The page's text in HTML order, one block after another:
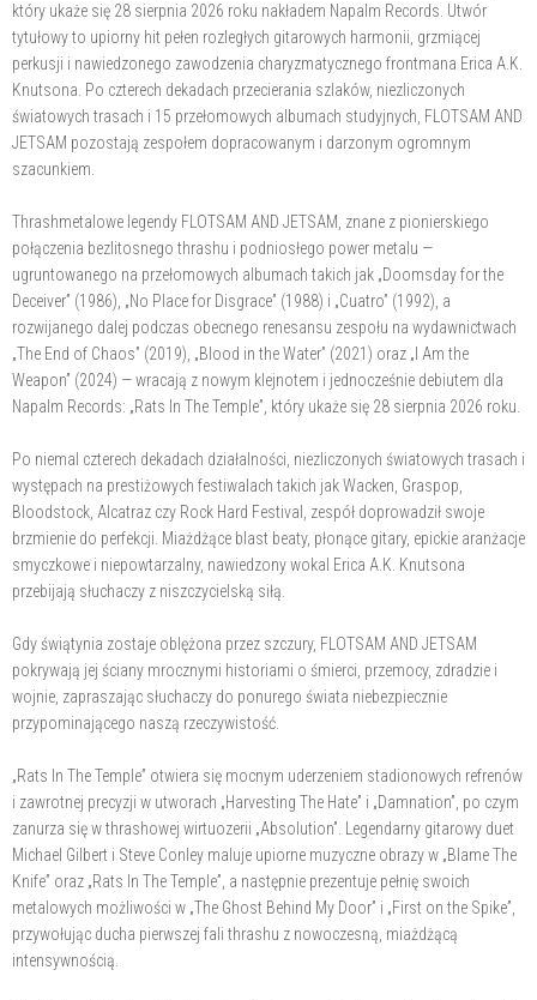
który ukaże się 28 sierpnia 2026 roku nakładem Napalm Records. Utwór
tytułowy to upiorny hit pełen rozległych gitarowych harmonii, grzmiącej
perkusji i nawiedzonego zawodzenia charyzmatycznego frontmana Erica A.K.
Knutsona. Po czterech dekadach przecierania szlaków, niezliczonych
światowych trasach i 15 przełomowych albumach studyjnych, FLOTSAM AND
JETSAM pozostają zespołem dopracowanym i darzonym ogromnym
szacunkiem.
Thrashmetalowe legendy FLOTSAM AND JETSAM, znane z pionierskiego
połączenia bezlitosnego thrashu i podniosłego power metalu —
ugruntowanego na przełomowych albumach takich jak „Doomsday for the
Deceiver” (1986), „No Place for Disgrace” (1988) i „Cuatro” (1992), a
rozwijanego dalej podczas obecnego renesansu zespołu na wydawnictwach
„The End of Chaos” (2019), „Blood in the Water” (2021) oraz „I Am the
Weapon” (2024) — wracają z nowym klejnotem i jednocześnie debiutem dla
Napalm Records: „Rats In The Temple”, który ukaże się 28 sierpnia 2026 roku.
Po niemal czterech dekadach działalności, niezliczonych światowych trasach i
występach na prestiżowych festiwalach takich jak Wacken, Graspop,
Bloodstock, Alcatraz czy Rock Hard Festival, zespół doprowadził swoje
brzmienie do perfekcji. Miażdżące blast beaty, płonące gitary, epickie aranżacje
smyczkowe i niepowtarzalny, nawiedzony wokal Erica A.K. Knutsona
przebijają słuchaczy z niszczycielską siłą.
Gdy świątynia zostaje oblężona przez szczury, FLOTSAM AND JETSAM
pokrywają jej ściany mrocznymi historiami o śmierci, przemocy, zdradzie i
wojnie, zapraszając słuchaczy do ponurego świata niebezpiecznie
przypominającego naszą rzeczywistość.
„Rats In The Temple” otwiera się mocnym uderzeniem stadionowych refrenów
i zawrotnej precyzji w utworach „Harvesting The Hate” i „Damnation”, po czym
zanurza się w thrashowej wirtuozerii „Absolution”. Legendarny gitarowy duet
Michael Gilbert i Steve Conley maluje upiorne muzyczne obrazy w „Blame The
Knife” oraz „Rats In The Temple”, a następnie prezentuje pełnię swoich
metalowych możliwości w „The Ghost Behind My Door” i „First on the Spike”,
przywołując ducha pierwszej fali thrashu z nowoczesną, miażdżącą
intensywnością.